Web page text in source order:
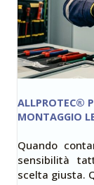
ALLPROTEC®
MONTAGGIO
Quando
sensibilità
scelta giusta.